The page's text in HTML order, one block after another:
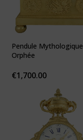
Pendule Mythologique
Orphée
€1,700.00